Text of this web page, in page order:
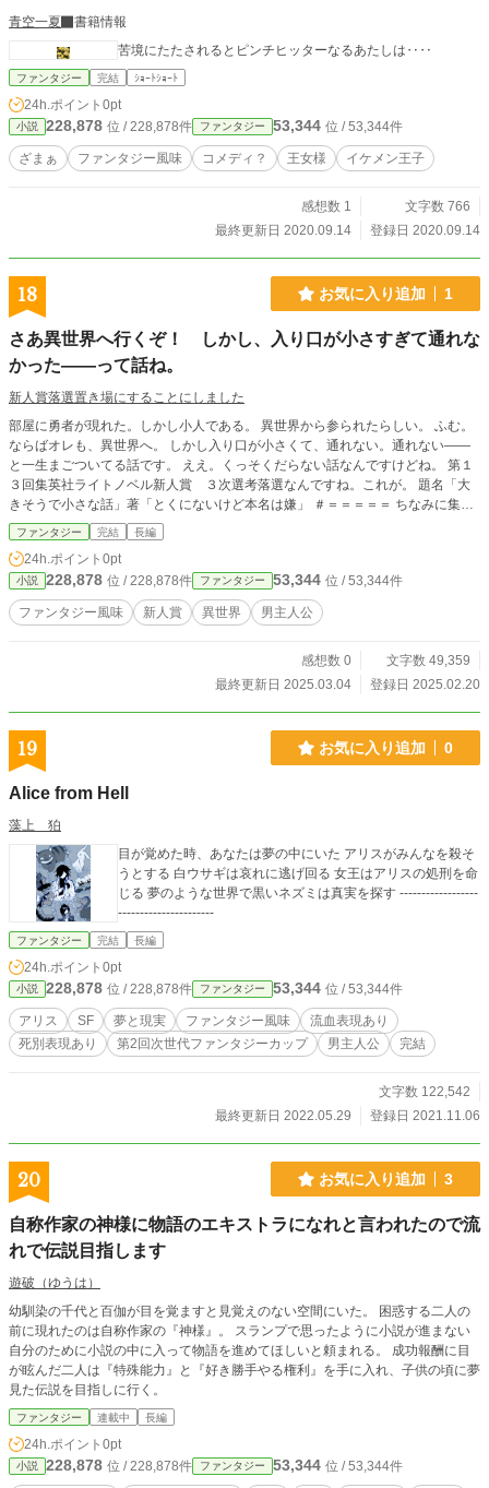
青空一夏
書籍情報
苦境にたたされるとピンチヒッターなるあたしは‥‥
ファンタジー 完結 ｼｮｰﾄｼｮｰﾄ
24h.ポイント 0pt
小説 228,878 位 / 228,878件 ファンタジー 53,344 位 / 53,344件
ざまぁ ファンタジー風味 コメディ？ 王女様 イケメン王子
感想数 1
文字数 766
最終更新日 2020.09.14
登録日 2020.09.14
18 お気に入り追加 1
さあ異世界へ行くぞ！ しかし、入り口が小さすぎて通れな
かった——って話ね。
新人賞落選置き場にすることにしました
部屋に勇者が現れた。しかし小人である。 異世界から参られたらしい。 ふむ。
ならばオレも、異世界へ。 しかし入り口が小さくて、通れない。通れない——
と一生まごついてる話です。 ええ。くっそくだらない話なんですけどね。 第１
３回集英社ライトノベル新人賞 ３次選考落選なんですね。これが。 題名「大
きそうで小さな話」著「とくにないけど本名は嫌」 ＃＝＝＝＝＝ ちなみに集英
社は、第１１回、第１２回も３次で落ちてるし、 ３次選考落選３連覇とかい
う、不名誉極まりない状態なんですけども、 それも投稿してるんで、暇ならど
ーぞ。
ファンタジー 完結 長編
24h.ポイント 0pt
小説 228,878 位 / 228,878件 ファンタジー 53,344 位 / 53,344件
ファンタジー風味 新人賞 異世界 男主人公
感想数 0
文字数 49,359
最終更新日 2025.03.04
登録日 2025.02.20
19 お気に入り追加 0
Alice from Hell
藻上 狛
目が覚めた時、あなたは夢の中にいた アリスがみんなを殺そ
うとする 白ウサギは哀れに逃げ回る 女王はアリスの処刑を命
じる 夢のような世界で黒いネズミは真実を探す ------------------
----------------------
ファンタジー 完結 長編
24h.ポイント 0pt
小説 228,878 位 / 228,878件 ファンタジー 53,344 位 / 53,344件
アリス SF 夢と現実 ファンタジー風味
流血表現あり
死別表現あり
第2回次世代ファンタジーカップ 男主人公 完結
文字数 122,542
最終更新日 2022.05.29
登録日 2021.11.06
20 お気に入り追加 3
自称作家の神様に物語のエキストラになれと言われたので流
れで伝説目指します
遊破（ゆうは）
幼馴染の千代と百伽が目を覚ますと見覚えのない空間にいた。 困惑する二人の
前に現れたのは自称作家の『神様』。 スランプで思ったように小説が進まない
自分のために小説の中に入って物語を進めてほしいと頼まれる。 成功報酬に目
が眩んだ二人は『特殊能力』と『好き勝手やる権利』を手に入れ、子供の頃に夢
見た伝説を目指しに行く。
ファンタジー 連載中 長編
24h.ポイント 0pt
小説 228,878 位 / 228,878件 ファンタジー 53,344 位 / 53,344件